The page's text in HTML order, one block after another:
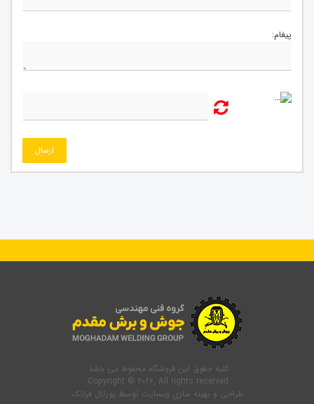
پیغام:
ارسال
کلیه حقوق این فروشگاه محفوظ می باشد.
Copyright © 2026, All rights reserved.
طراحی و بهینه سازی وبسایت توسط پورتال فراتک